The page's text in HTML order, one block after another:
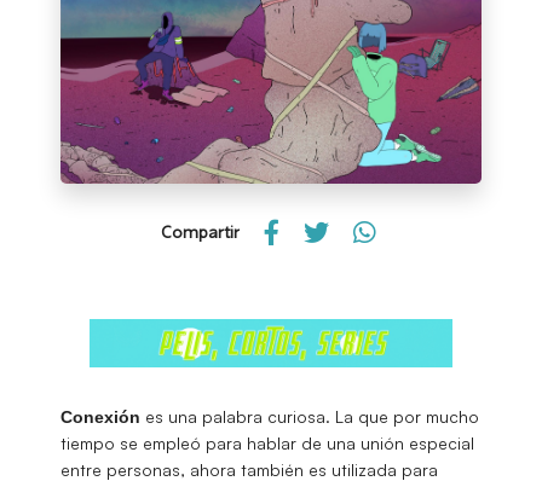
Compartir
Conexión es una palabra curiosa. La que por mucho
tiempo se empleó para hablar de una unión especial
entre personas, ahora también es utilizada para